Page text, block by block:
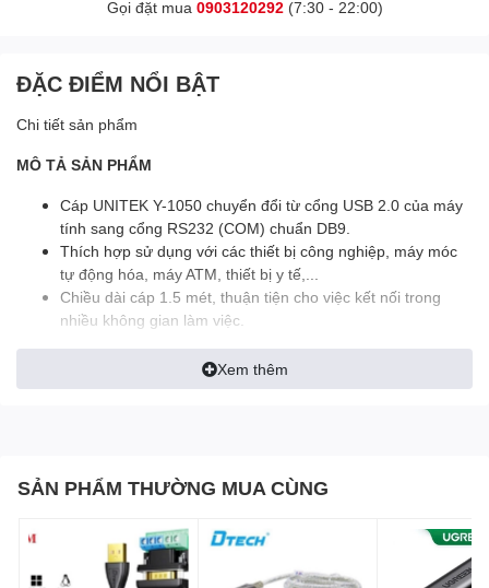
Gọi đặt mua 0903120292(7:30 - 22:00)
ĐẶC ĐIỂM NỔI BẬT
Chi tiết sản phẩm
MÔ TẢ SẢN PHẨM
Cáp UNITEK Y-1050 chuyển đổi từ cổng USB 2.0 của máy
tính sang cổng RS232 (COM) chuẩn DB9.
Thích hợp sử dụng với các thiết bị công nghiệp, máy móc
tự động hóa, máy ATM, thiết bị y tế,...
Chiều dài cáp 1.5 mét, thuận tiện cho việc kết nối trong
nhiều không gian làm việc.
Cắm và sử dụng dễ dàng, không cần nguồn ngoài.
GHI CHÚ
Đầu cắm USB chuẩn A (Host), đầu ra RS232 chuẩn DB9
Xem thêm
SẢN PHẨM THƯỜNG MUA CÙNG